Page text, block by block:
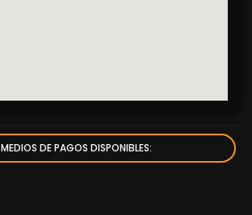
MEDIOS DE PAGOS DISPONIBLES: